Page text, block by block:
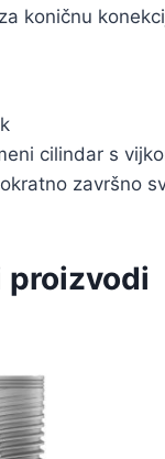
koničnu
cilindar s
završno
proizvodi